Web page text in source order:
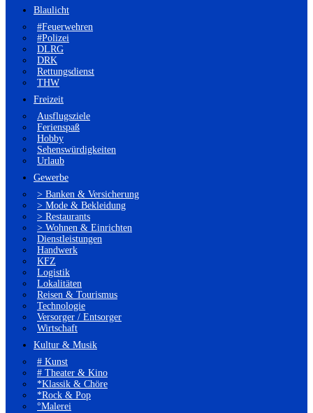
Blaulicht
#Feuerwehren
#Polizei
DLRG
DRK
Rettungsdienst
THW
Freizeit
Ausflugsziele
Ferienspaß
Hobby
Sehenswürdigkeiten
Urlaub
Gewerbe
> Banken & Versicherung
> Mode & Bekleidung
> Restaurants
> Wohnen & Einrichten
Dienstleistungen
Handwerk
KFZ
Logistik
Lokalitäten
Reisen & Tourismus
Technologie
Versorger / Entsorger
Wirtschaft
Kultur & Musik
# Kunst
# Theater & Kino
*Klassik & Chöre
*Rock & Pop
°Malerei